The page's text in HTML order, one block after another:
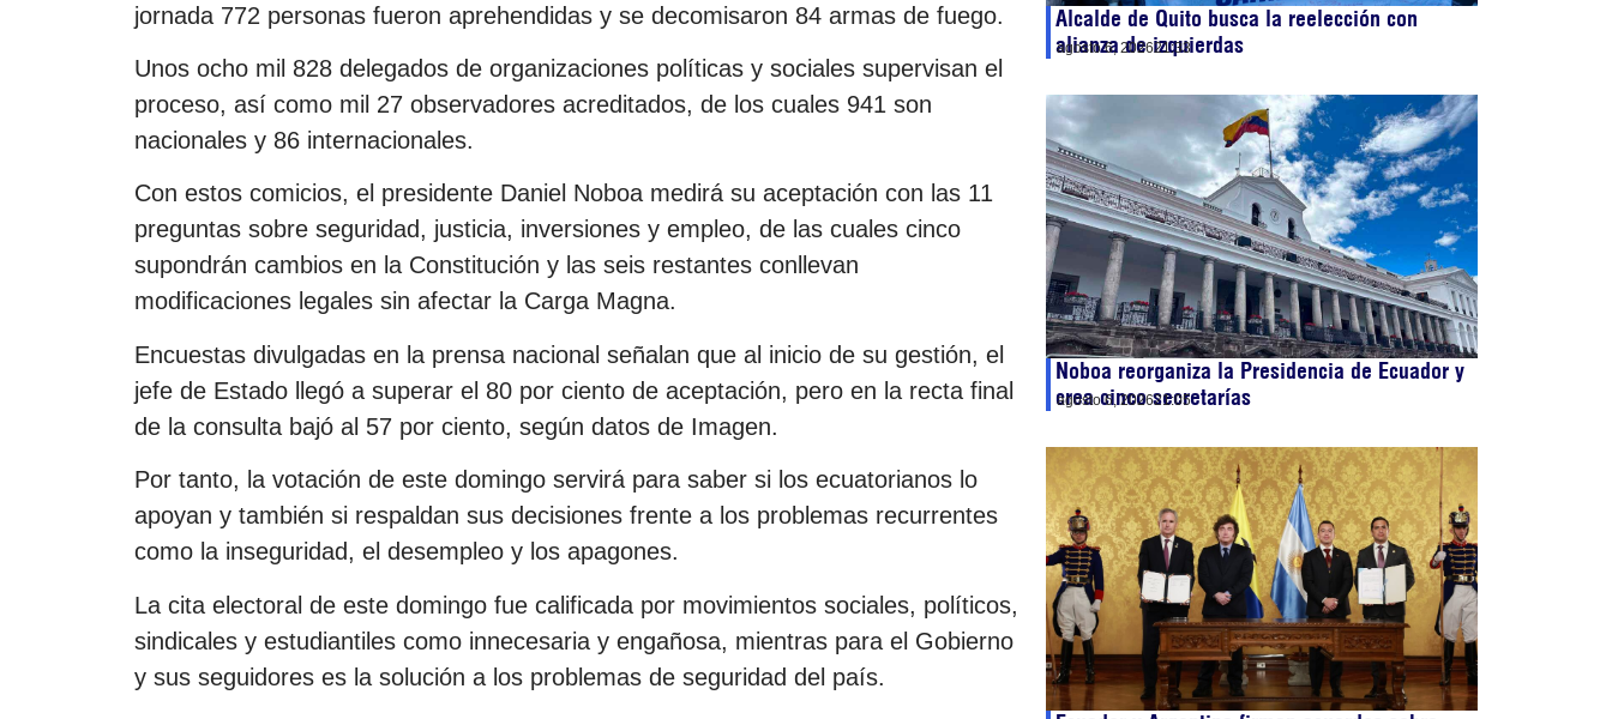
jornada 772 personas fueron aprehendidas y se decomisaron 84 armas de fuego.
Unos ocho mil 828 delegados de organizaciones políticas y sociales supervisan el
proceso, así como mil 27 observadores acreditados, de los cuales 941 son
nacionales y 86 internacionales.
Con estos comicios, el presidente Daniel Noboa medirá su aceptación con las 11
preguntas sobre seguridad, justicia, inversiones y empleo, de las cuales cinco
supondrán cambios en la Constitución y las seis restantes conllevan
modificaciones legales sin afectar la Carga Magna.
Encuestas divulgadas en la prensa nacional señalan que al inicio de su gestión, el
jefe de Estado llegó a superar el 80 por ciento de aceptación, pero en la recta final
de la consulta bajó al 57 por ciento, según datos de Imagen.
Por tanto, la votación de este domingo servirá para saber si los ecuatorianos lo
apoyan y también si respaldan sus decisiones frente a los problemas recurrentes
como la inseguridad, el desempleo y los apagones.
La cita electoral de este domingo fue calificada por movimientos sociales, políticos,
sindicales y estudiantiles como innecesaria y engañosa, mientras para el Gobierno
y sus seguidores es la solución a los problemas de seguridad del país.
Alcalde de Quito busca la reelección con
alianza de izquierdas
agosto 6, 202621:33
Noboa reorganiza la Presidencia de Ecuador y
crea cinco secretarías
agosto 6, 202621:05